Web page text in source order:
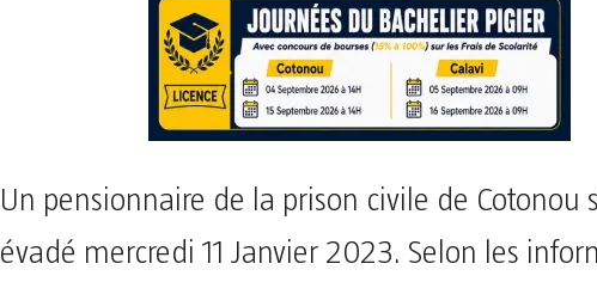
Un pensionnaire de la prison civile de Cotonou
évadé mercredi 11 Janvier 2023. Selon les